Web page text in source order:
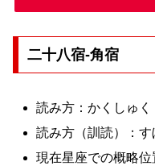
二十八宿-角宿
読み方：かくしゅく
読み方（訓読）：す
現在星座での概略